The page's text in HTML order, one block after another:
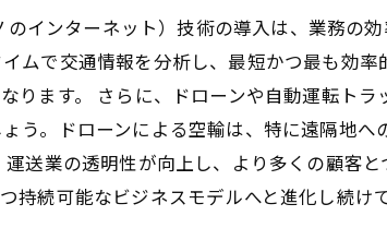
インターネット）技術の導入は、業務の
ムで交通情報を分析し、最短かつ最も効率
ります。 さらに、ドローンや自動運転トラ
う。ドローンによる空輸は、特に遠隔地へ
送業の透明性が向上し、より多くの顧客
続可能なビジネスモデルへと進化し続けて